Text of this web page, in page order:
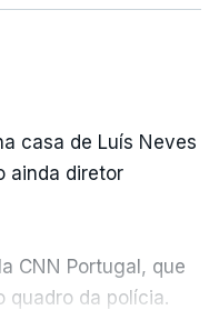
casa de Luís Neves
ainda diretor
CNN Portugal, que
quadro da polícia.